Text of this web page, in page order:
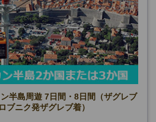
半島周遊 7日間・8日間（ザグレブ
ブニク発ザグレブ着）